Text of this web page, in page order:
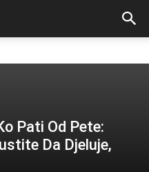
Pati Od Pete:
Da Djeluje,